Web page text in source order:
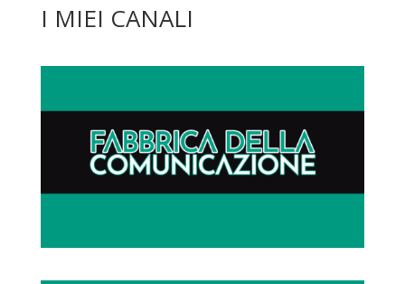
I MIEI CANALI